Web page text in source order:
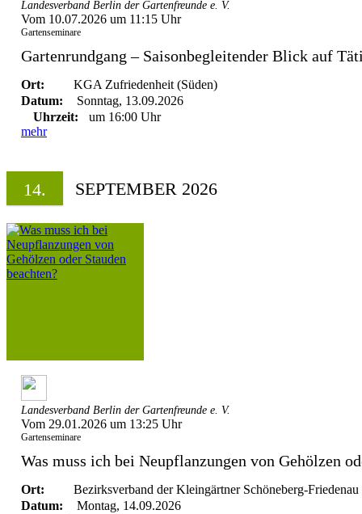
Landesverband Berlin der Gartenfreunde e. V.
Vom 10.07.2026 um 11:15 Uhr
Gartenseminare
Gartenrundgang – Saisonbegleitender Blick auf
Ort:
KGA Zufriedenheit (Süden)
Datum:
Sonntag, 13.09.2026
Uhrzeit:
um 16:00 Uhr
mehr
14. SEPTEMBER 2026
Landesverband Berlin der Gartenfreunde e. V.
Vom 29.01.2026 um 13:25 Uhr
Gartenseminare
Was muss ich bei Neupflanzungen von Gehölzen
Ort:
Bezirksverband der Kleingärtner Schöneberg-Friedenau
Datum:
Montag, 14.09.2026